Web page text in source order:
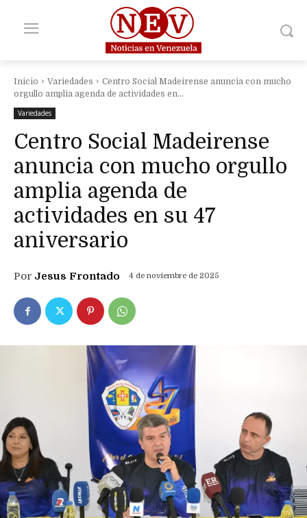
Inicio Variedades
Centro Social Madeirense anuncia con mucho
orgullo amplia agenda de actividades en...
Variedades
Centro Social Madeirense
anuncia con mucho orgullo
amplia agenda de
actividades en su 47
aniversario
Por Jesus Frontado 4 de noviembre de 2025